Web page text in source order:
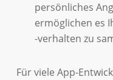
persönliches
ermöglichen es
-verhalten zu
Für viele App-